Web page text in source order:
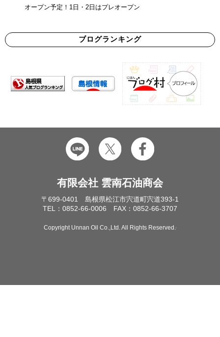
オープン予定！1日・2日はプレオープン
ブログランキング
有限会社 雲南石油商会
〒699-0401 島根県松江市宍道町宍道393-1
TEL：0852-66-0006 FAX：0852-66-3707
Copyright Unnan Oil Co.,Ltd. All Rights Reserved.